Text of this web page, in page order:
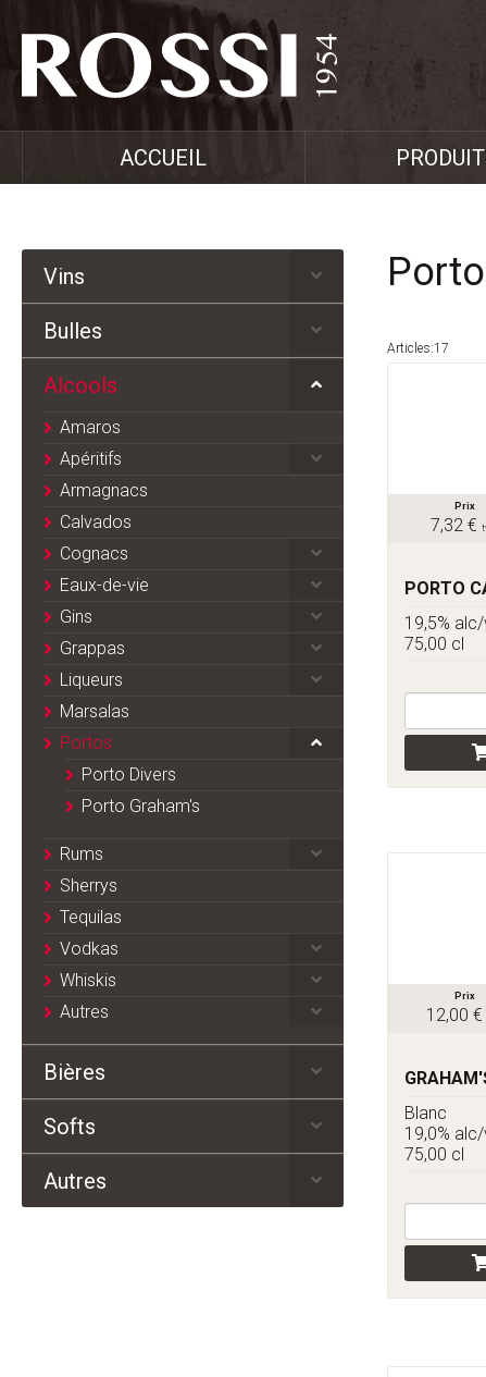
ACCUEIL
Articles:17
Prix
7,32 €
PORTO
19,5%
75,00 cl
Prix
12,00 €
Blanc
19,0%
75,00 cl
Vins
Bulles
Alcools
Amaros
Apéritifs
Armagnacs
Calvados
Cognacs
Eaux-de-vie
Gins
Grappas
Liqueurs
Marsalas
Portos
Porto Divers
Porto Graham's
Rums
Sherrys
Tequilas
Vodkas
Whiskis
Autres
Bières
Softs
Autres